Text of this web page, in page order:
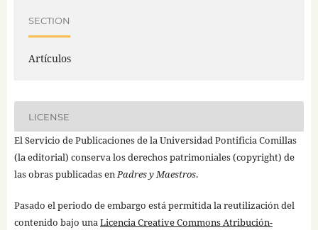
SECTION
Artículos
LICENSE
El Servicio de Publicaciones de la Universidad Pontificia Comillas
(la editorial) conserva los derechos patrimoniales (copyright) de
las obras publicadas enPadres y Maestros.
Pasado el periodo de embargo está permitida la reutilización del
contenido bajo unaLicencia Creative Commons Atribución-